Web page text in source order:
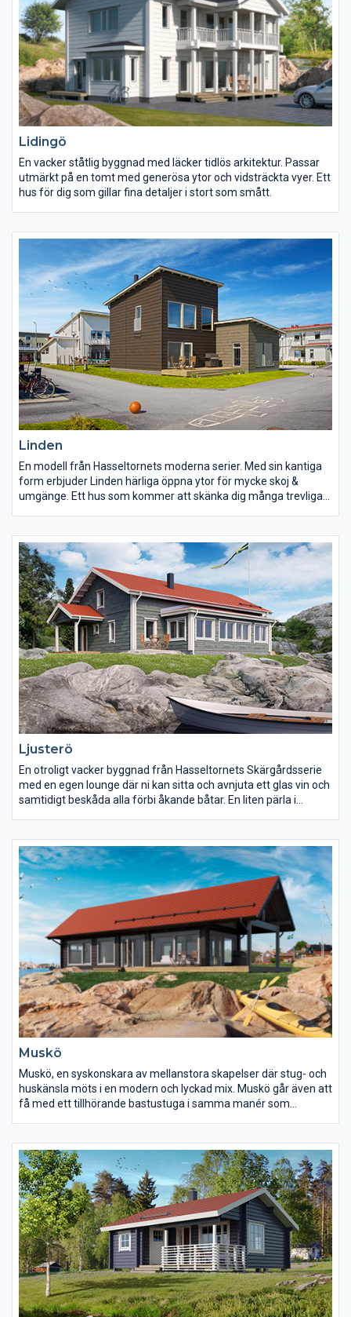
Lidingö
En vacker ståtlig byggnad med läcker tidlös arkitektur. Passar
utmärkt på en tomt med generösa ytor och vidsträckta vyer. Ett
hus för dig som gillar fina detaljer i stort som smått.
Linden
En modell från Hasseltornets moderna serier. Med sin kantiga
form erbjuder Linden härliga öppna ytor för mycke skoj &
umgänge. Ett hus som kommer att skänka dig många trevliga
Ljusterö
En otroligt vacker byggnad från Hasseltornets Skärgårdsserie
med en egen lounge där ni kan sitta och avnjuta ett glas vin och
samtidigt beskåda alla förbi åkande båtar. En liten pärla i
Muskö
Muskö, en syskonskara av mellanstora skapelser där stug- och
huskänsla möts i en modern och lyckad mix. Muskö går även att
få med ett tillhörande bastustuga i samma manér som